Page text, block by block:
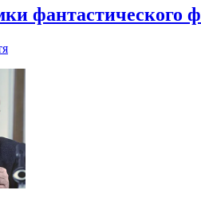
фантастического